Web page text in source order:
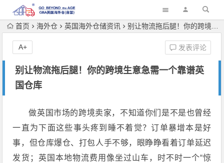
首页 海外仓 英国海外仓储资讯 别让物流拖后腿！你的跨境生意急需一个靠谱英国仓库
别让物流拖后腿！你的跨境生意急需一个靠谱英
国仓库
发表评论
A+
做英国市场的跨境卖家，不知道你们是不是也曾经
一直为下面这些事头疼到睡不着觉？订单暴增本是好
事，但仓库爆仓、打包人手不够，眼睁睁看着订单延迟
发货；英国本地物流费用像坐过山车，时不时一个“惊